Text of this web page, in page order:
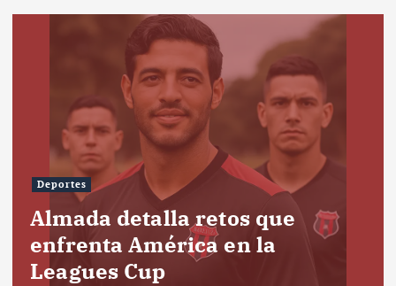
Deportes
Almada detalla retos que
enfrenta América en la
Leagues Cup